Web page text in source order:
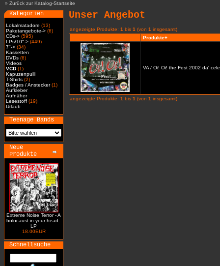
» Zurück zur Katalog-Startseite
Kategorien
Lokalmatadore (13)
Paketangebote-> (6)
CDs-> (595)
LPs/10"-> (449)
7"-> (34)
Kassetten
DVDs (6)
Videos
VCD (1)
Kapuzenpulli
T-Shirts (2)
Badges / Anstecker(1)
Aufkleber
Aufnäher
Lesestoff (19)
Urlaub
Teenage Bands
Neue
Produkte
Extreme Noise Terror - A
holocaust in your head -
LP
18.00EUR
Schnellsuche
Unser Angebot
angezeigte Produkte: 1 bis 1 (von 1 insgesamt)
Produkte+
VA / Oi! Oi! the Fest 2002 da'
angezeigte Produkte: 1 bis 1 (von 1 insgesamt)